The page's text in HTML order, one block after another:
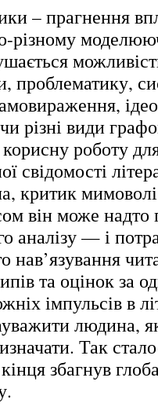
– прагнення
різному
проблематику,
різні види
роботу
свідомості
критик
він може надто
аналізу — і
нав’язування
та оцінок за
імпульсів в
людина,
Так
збагнув